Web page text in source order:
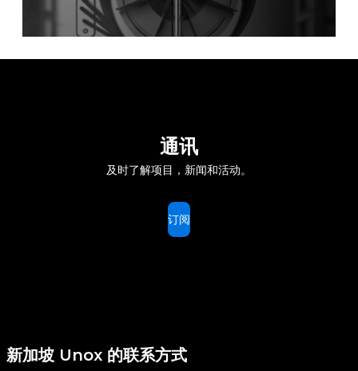
通讯
及时了解项目，新闻和活动。
订阅
新加坡 Unox 的联系方式